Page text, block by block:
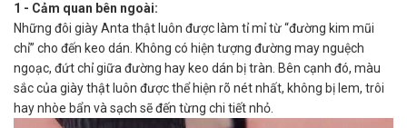
1 - Cảm quan bên ngoài:
Những đôi giày Anta thật luôn được làm tỉ mỉ từ “đường kim mũi
chỉ” cho đến keo dán. Không có hiện tượng đường may nguệch
ngoạc, đứt chỉ giữa đường hay keo dán bị tràn. Bên cạnh đó, màu
sắc của giày thật luôn được thể hiện rõ nét nhất, không bị lem, trôi
hay nhòe bẩn và sạch sẽ đến từng chi tiết nhỏ.